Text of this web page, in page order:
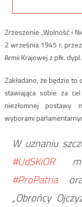
Zrzeszenie „Wolność i
2 września 1945 r.
Armii Krajowej z płk.
Zakładano, że będzie to
stawiająca sobie za
niezłomnej postawy
wyborami
W uznaniu
#UdSKiOR
#ProPatria
„Obrońcy